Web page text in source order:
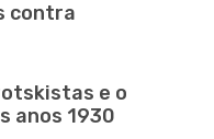
contra
e o
anos 1930